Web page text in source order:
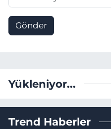
Gönder
Yükleniyor...
Trend Haberler